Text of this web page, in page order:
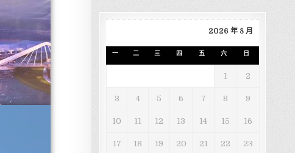
2026 年 8 月
一 二 三 四 五 六 日
1 2
3 4 5 6 7 8 9
10 11 12 13 14 15 16
17 18 19 20 21 22 23